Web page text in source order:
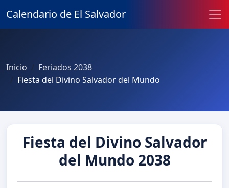
Calendario de El Salvador
Inicio
Feriados 2038
Fiesta del Divino Salvador del Mundo
Fiesta del Divino Salvador
del Mundo 2038